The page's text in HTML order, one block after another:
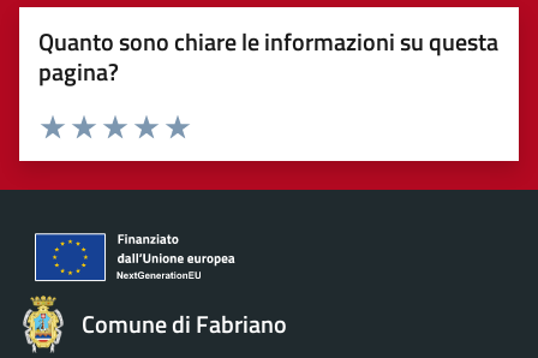
Quanto sono chiare le informazioni su questa
pagina?
Valuta 5 stelle su 5
Valuta 4 stelle su 5
Valuta 3 stelle su 5
Valuta 2 stelle su 5
Valuta 1 stelle su 5
Comune di Fabriano